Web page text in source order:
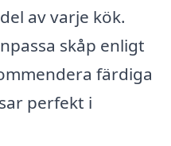
av varje kök.
skåp enligt
färdiga
perfekt i